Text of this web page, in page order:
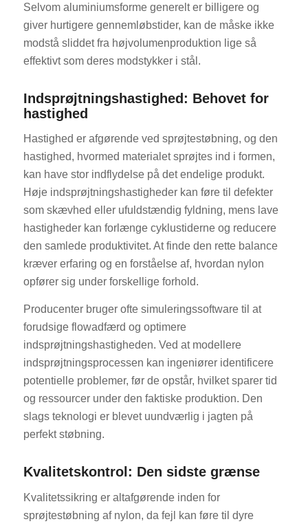
Selvom aluminiumsforme generelt er billigere og
giver hurtigere gennemløbstider, kan de måske ikke
modstå sliddet fra højvolumenproduktion lige så
effektivt som deres modstykker i stål.
Indsprøjtningshastighed: Behovet for
hastighed
Hastighed er afgørende ved sprøjtestøbning, og den
hastighed, hvormed materialet sprøjtes ind i formen,
kan have stor indflydelse på det endelige produkt.
Høje indsprøjtningshastigheder kan føre til defekter
som skævhed eller ufuldstændig fyldning, mens lave
hastigheder kan forlænge cyklustiderne og reducere
den samlede produktivitet. At finde den rette balance
kræver erfaring og en forståelse af, hvordan nylon
opfører sig under forskellige forhold.
Producenter bruger ofte simuleringssoftware til at
forudsige flowadfærd og optimere
indsprøjtningshastigheden. Ved at modellere
indsprøjtningsprocessen kan ingeniører identificere
potentielle problemer, før de opstår, hvilket sparer tid
og ressourcer under den faktiske produktion. Den
slags teknologi er blevet uundværlig i jagten på
perfekt støbning.
Kvalitetskontrol: Den sidste grænse
Kvalitetssikring er altafgørende inden for
sprøjtestøbning af nylon, da fejl kan føre til dyre